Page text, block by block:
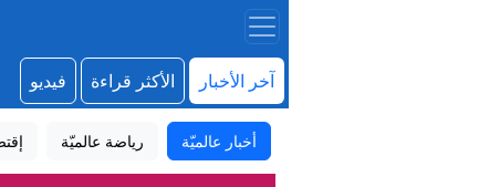
آخر الأخبار الأكثر قراءة فيديو
أخبار عالميّة رياضة عالميّة